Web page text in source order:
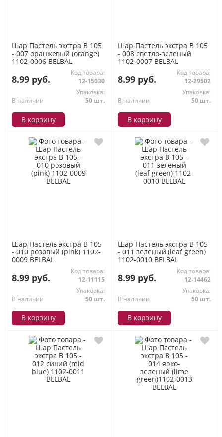
Шар Пастель экстра В 105
- 007 оранжевый (orange)
1102-0006 BELBAL
8.99 руб.
Код товара:
12-15030
В наличии
Упаковка:
50 шт.
В корзину
Шар Пастель экстра В 105
- 008 светло-зеленый
1102-0007 BELBAL
8.99 руб.
Код товара:
12-29502
В наличии
Упаковка:
50 шт.
В корзину
Шар Пастель экстра В 105
- 010 розовый (pink) 1102-
0009 BELBAL
8.99 руб.
Код товара:
12-11115
В наличии
Упаковка:
50 шт.
В корзину
Шар Пастель экстра В 105
- 011 зеленый (leaf green)
1102-0010 BELBAL
8.99 руб.
Код товара:
12-14462
В наличии
Упаковка:
50 шт.
В корзину